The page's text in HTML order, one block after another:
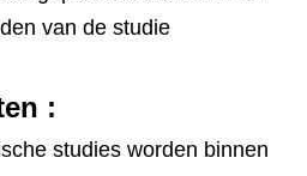
van de studie
:
studies worden binnen